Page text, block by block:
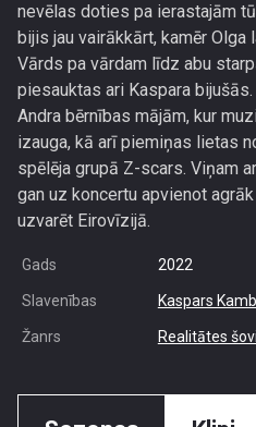
nevēlas doties pa ierastajām
bijis jau vairākkārt, kamēr
Vārds pa vārdam līdz abu
piesauktas ari Kaspara
Andra bērnības mājām, kur
izauga, kā arī piemiņas lietas
spēlēja grupā Z-scars. Viņam
gan uz koncertu apvienot
uzvarēt Eirovīzijā.
Gads 2022
Slavenības Kaspars
Žanrs Realitātes šovi